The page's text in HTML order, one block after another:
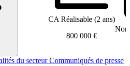
du secteur Communiqués de presse
CA Réalisable (2 ans)
800 000 €